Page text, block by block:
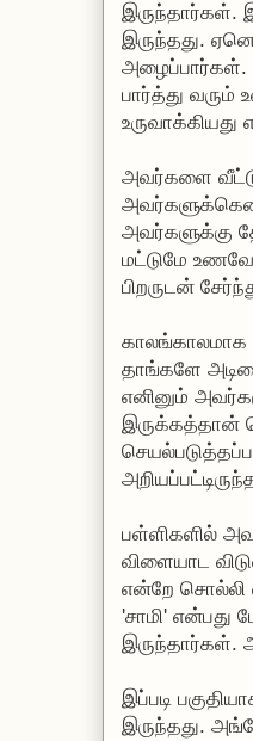
இருந்தார்கள்.
இருந்தது.
அழைப்பார்கள்.
பார்த்து
அவர்களை
அவர்களுக்கு
மட்டுமே
பிறருடன்
தாங்களே
எனினும்
இருக்கத்தான்
பள்ளிகளில்
விளையாட
என்றே சொல்லி
'சாமி' என்பது
இருந்தார்கள்.
இப்படி
இருந்தது.